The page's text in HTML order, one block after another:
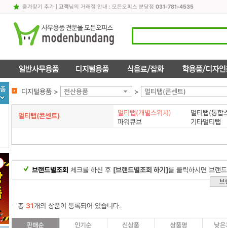
즐겨찾기 추가| 고객님의 거래점 안내 : 모든오피스 분당점 031-781-4535
디지털용품 > 전산용품 > 멀티탭(콘센트)
멀티탭(콘센트) 멀티탭(개별스위치)
멀티탭(통합
파워큐브
기타멀티탭
브랜드별조회 체크를 하신 후 [브랜드별조회 하기]를 클릭하시면 브랜
총 31개의 상품이 등록되어 있습니다.